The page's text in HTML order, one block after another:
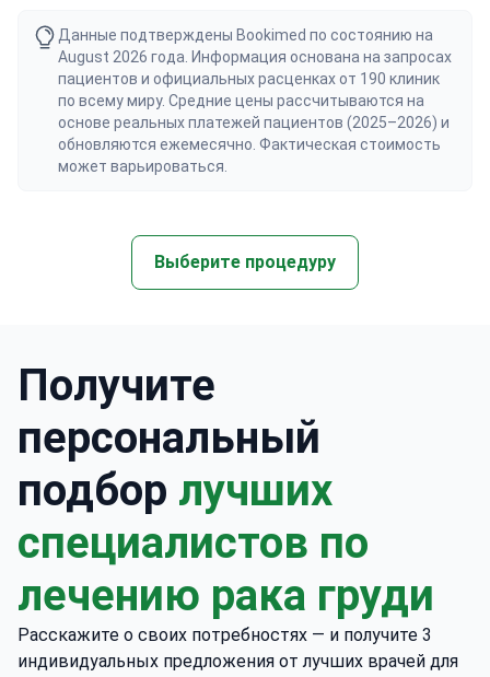
Данные подтверждены Bookimed по состоянию на
August 2026 года. Информация основана на запросах
пациентов и официальных расценках от 190 клиник
по всему миру. Средние цены рассчитываются на
основе реальных платежей пациентов (2025–2026) и
обновляются ежемесячно. Фактическая стоимость
может варьироваться.
Выберите процедуру
Получите
персональный
подбор лучших
специалистов по
лечению рака груди
Расскажите о своих потребностях — и получите 3
индивидуальных предложения от лучших врачей для